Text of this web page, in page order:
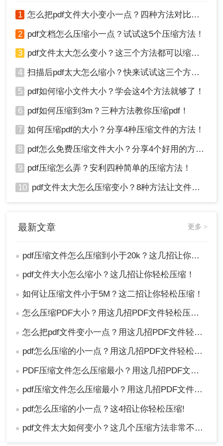
中，替换原始图像。
小是否有所减小。
方法四：简化PDF文档
简化PDF文档的结构和内容也是减小文件大小的有
效方法。您可以尝试以下步骤：
必要的元素，如嵌入的字体、注释、书签、元数据
等。
面或段落，尝试合并它们以减少重复内容。
3、减小字体大小：如果可能，减小文档中的字体大
小也可以稍微减小文件大小。
4、保存并检查：保存简化后的PDF文件，并检查其
注意事项
用性。过度降低图像质量或简化文档结构可能会影
如果以上方法仍然无法将PDF文件压缩至20KB以
下，您可能需要考虑重新评估文件的内容和格式，
将PDF文件压缩到小于20KB可能是一个具有挑战性
的任务，但通过使用专业的PDF压缩工具、优化图
像质量和分辨率以及简化文档结构和内容，您仍然
小的同时，保持文件的可读性和实用性同样重要。
1 怎么把pdf文件大小变小一点？四种方法对比，一看就懂！
2 pdf文档怎么压缩小一点？试试这5个压缩方法！
3 pdf文件太大怎么变小？这三个方法都可以缩小！
4 扫描后pdf太大怎么缩小？快来试试这三个方法！
5 pdf如何缩小文件大小？学会这4个方法就够了！
6 pdf如何压缩到3m？三种方法教你压缩pdf！
7 如何压缩pdf的大小？分享4种压缩文件的方法！
8 pdf怎么免费压缩文件大小？分享4个好用的方法，简单又快捷！
9 pdf压缩怎么弄？安利四种简单的压缩方法！
10 pdf文件太大怎么压缩变小？8种方法让文件轻松"瘦身"！
最新文章 更多 >
● pdf压缩文件怎么压缩到小于20k？这几招让你轻松压缩！
● pdf文件大小怎么缩小？这几招让你轻松压缩！
● 如何让压缩文件小于5M？这二招让你轻松压缩！
● 怎么压缩PDF大小？用这几招PDF文件轻松压缩！
● 怎么把pdf文件变小一点？用这几招PDF文件轻松压缩！
● pdf怎么压缩的小一点？用这几招PDF文件轻松压缩！
● PDF压缩文件怎么压缩最小？用这几招PDF文件轻松压缩！
● pdf压缩文件怎么压缩最小？用这几招PDF文件轻松压缩！
● pdf怎么压缩的小一点？这4招让你轻松压缩!
● pdf文件太大如何变小？这几个压缩方法非常不错！